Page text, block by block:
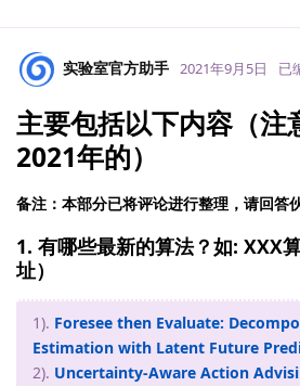
实验室官方助手 2021年9月5日 已
主要包括以下内容（注
2021年的）
备注：本部分已将评论进行整理，请回答
1. 有哪些最新的算法？如: XXX
址）
1). Foresee then Evaluate:
Estimation with Latent Future
2). Uncertainty-Aware Action